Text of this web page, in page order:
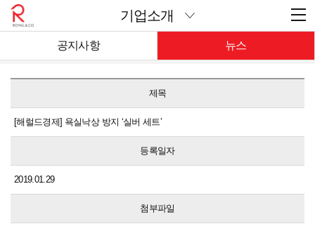
기업소개
공지사항 뉴스
제목
[해럴드경제] 욕실낙상 방지 ‘실버 세트’
등록일자
2019.01.29
첨부파일